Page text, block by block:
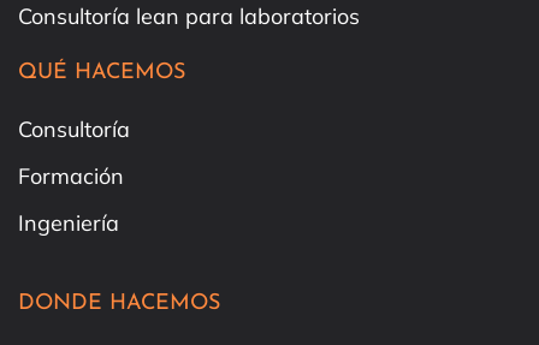
Consultoría lean para laboratorios
QUÉ HACEMOS
Consultoría
Formación
Ingeniería
DONDE HACEMOS